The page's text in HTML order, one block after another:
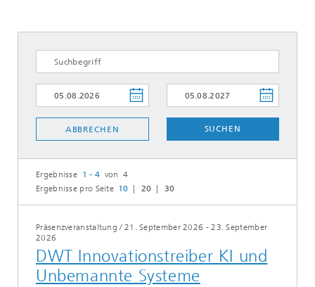
ABBRECHEN SUCHEN
Ergebnisse 1 - 4 von 4
Ergebnisse pro Seite 10 20 30
Präsenzveranstaltung / 21. September 2026 - 23. September
2026
DWT Innovationstreiber KI und
Unbemannte Systeme